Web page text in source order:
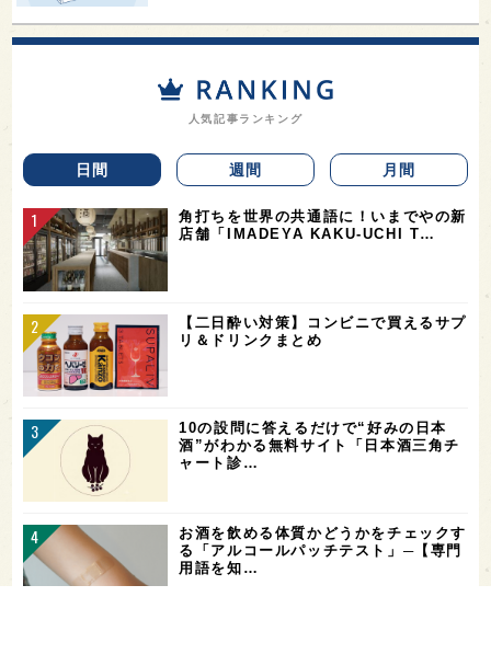
人気記事ランキング
日間 週間 月間
角打ちを世界の共通語に！いまでやの新
店舗「IMADEYA KAKU-UCHI T…
【二日酔い対策】コンビニで買えるサプ
リ＆ドリンクまとめ
10の設問に答えるだけで“好みの日本
酒”がわかる無料サイト「日本酒三角チ
ャート診…
お酒を飲める体質かどうかをチェックす
る「アルコールパッチテスト」─【専門
用語を知…